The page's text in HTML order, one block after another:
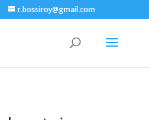
r.bossiroy@gmail.com